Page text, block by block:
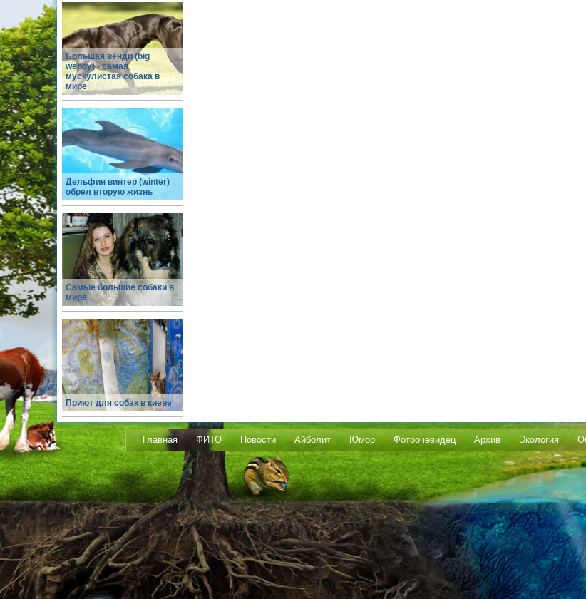
Большая венди (big
wendy) - самая
мускулистая собака в
мире
Дельфин винтер (winter)
обрел вторую жизнь
Самые большие собаки в
мире
Приют для собак в киеве
Главная ФИТО Новости Айболит Юмор Фотоочевидец Архив Экология